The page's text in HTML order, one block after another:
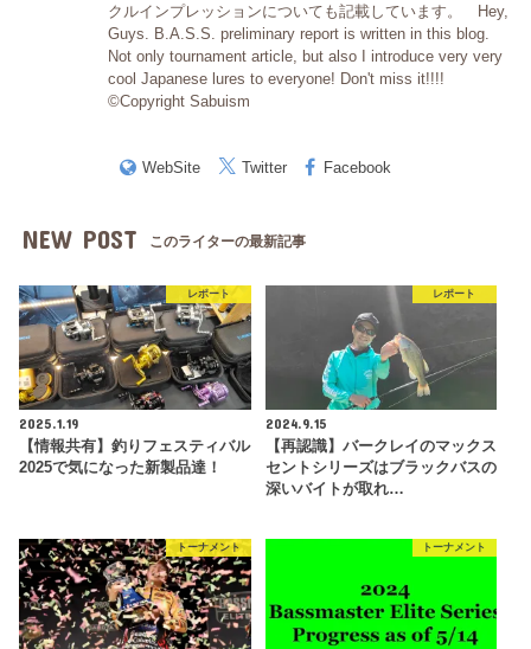
クルインプレッションについても記載しています。 Hey,
Guys. B.A.S.S. preliminary report is written in this blog.
Not only tournament article, but also I introduce very very
cool Japanese lures to everyone! Don't miss it!!!!
©Copyright Sabuism
WebSite Twitter Facebook
NEW POST このライターの最新記事
レポート
2025.1.19
【情報共有】釣りフェスティバル
2025で気になった新製品達！
レポート
2024.9.15
【再認識】バークレイのマックス
セントシリーズはブラックバスの
深いバイトが取れ…
トーナメント トーナメント